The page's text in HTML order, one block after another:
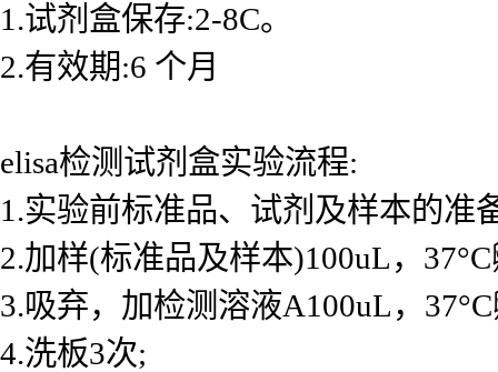
1.试剂盒保存:2-8C。
2.有效期:6 个月
elisa检测试剂盒实验流程:
1.实验前标准品、试剂及样本的准
2.加样(标准品及样本)100uL，
3.吸弃，加检测溶液A100uL，
4.洗板3次;